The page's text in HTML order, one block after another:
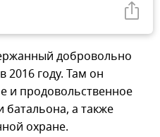
добровольно
2016 году. Там он
и продовольственное
батальона, а также
охране.